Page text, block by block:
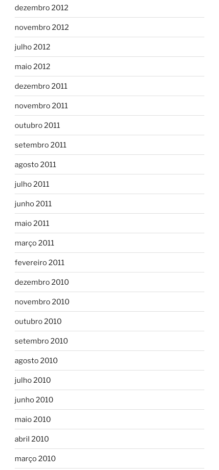
dezembro 2012
novembro 2012
julho 2012
maio 2012
dezembro 2011
novembro 2011
outubro 2011
setembro 2011
agosto 2011
julho 2011
junho 2011
maio 2011
março 2011
fevereiro 2011
dezembro 2010
novembro 2010
outubro 2010
setembro 2010
agosto 2010
julho 2010
junho 2010
maio 2010
abril 2010
março 2010